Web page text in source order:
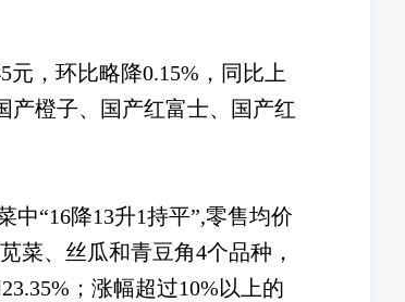
，环比略降0.15%，同比上
产橙子、国产红富士、国产红
“16降13升1持平”,零售均价
菜、丝瓜和青豆角4个品种，
；涨幅超过10%以上的